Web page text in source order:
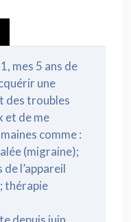
mes 5 ans de
une
des troubles
et de me
comme :
(migraine);
l’appareil
thérapie